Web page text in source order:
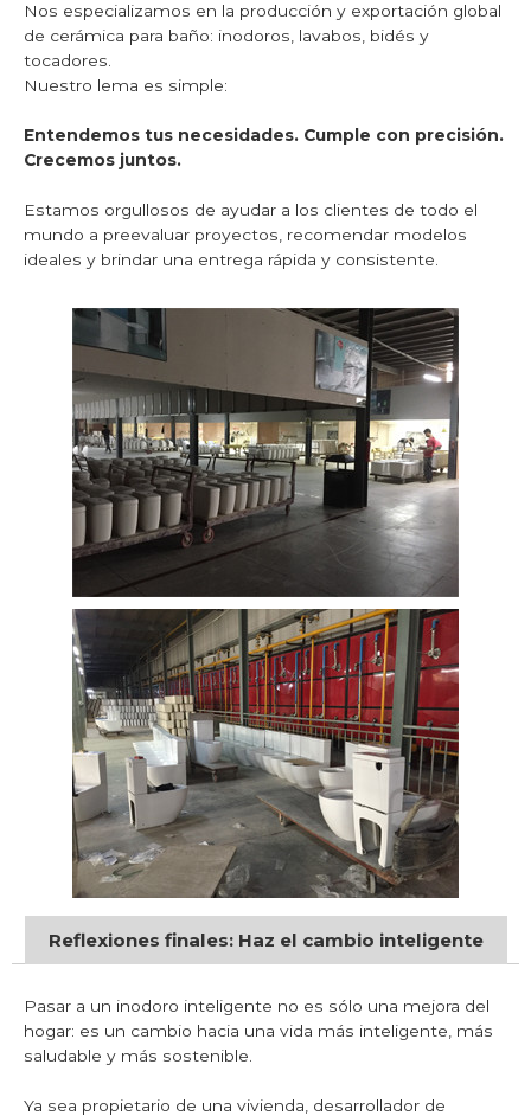
Nos especializamos en la producción y exportación global
de cerámica para baño: inodoros, lavabos, bidés y
tocadores.
Nuestro lema es simple:
Entendemos tus necesidades. Cumple con precisión.
Crecemos juntos.
Estamos orgullosos de ayudar a los clientes de todo el
mundo a preevaluar proyectos, recomendar modelos
ideales y brindar una entrega rápida y consistente.
Reflexiones finales: Haz el cambio inteligente
Pasar a un inodoro inteligente no es sólo una mejora del
hogar: es un cambio hacia una vida más inteligente, más
saludable y más sostenible.
Ya sea propietario de una vivienda, desarrollador de